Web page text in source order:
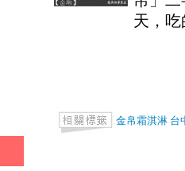
天，
金帛霜淇淋 台